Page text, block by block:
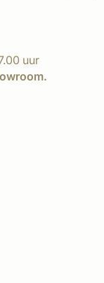
uur